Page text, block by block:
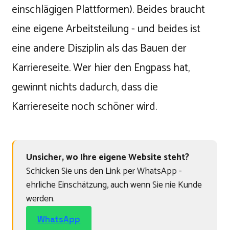
einschlägigen Plattformen). Beides braucht
eine eigene Arbeitsteilung - und beides ist
eine andere Disziplin als das Bauen der
Karriereseite. Wer hier den Engpass hat,
gewinnt nichts dadurch, dass die
Karriereseite noch schöner wird.
Unsicher, wo Ihre eigene Website steht?
Schicken Sie uns den Link per WhatsApp -
ehrliche Einschätzung, auch wenn Sie nie Kunde
werden.
WhatsApp